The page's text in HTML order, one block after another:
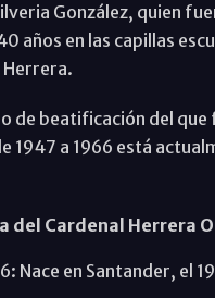
González, quien
años en las capillas
Herrera.
de beatificación del
1947 a 1966 está
del Cardenal Herrera
Nace en Santander, el